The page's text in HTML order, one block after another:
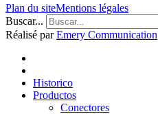
Plan du siteMentions légales
Buscar...
Réalisé parEmery Communication
Historico
Productos
Conectores